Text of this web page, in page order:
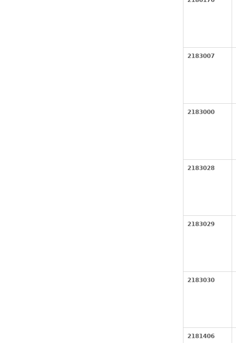
2183007
2183000
2183028
2183029
2183030
2181406